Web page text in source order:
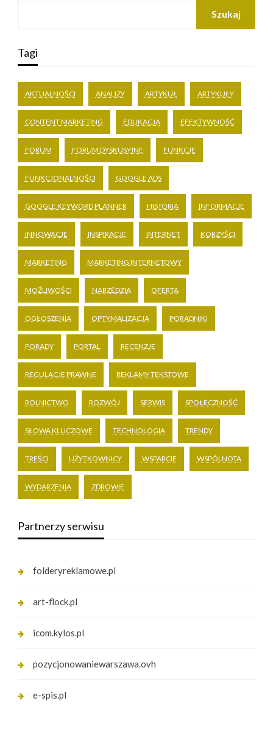
Szukaj
Tagi
AKTUALNOŚCI ANALIZY ARTYKUŁ ARTYKUŁY
CONTENT MARKETING EDUKACJA EFEKTYWNOŚĆ
FORUM FORUM DYSKUSYJNE FUNKCJE
FUNKCJONALNOŚCI GOOGLE ADS
GOOGLE KEYWORD PLANNER HISTORIA INFORMACJE
INNOWACJE INSPIRACJE INTERNET KORZYŚCI
MARKETING MARKETING INTERNETOWY
MOŻLIWOŚCI NARZĘDZIA OFERTA
OGŁOSZENIA OPTYMALIZACJA PORADNIKI
PORADY PORTAL RECENZJE
REGULACJE PRAWNE REKLAMY TEKSTOWE
ROLNICTWO ROZWÓJ SERWIS SPOŁECZNOŚĆ
SŁOWA KLUCZOWE TECHNOLOGIA TRENDY
TREŚCI UŻYTKOWNICY WSPARCIE WSPÓLNOTA
WYDARZENIA ZDROWIE
Partnerzy serwisu
folderyreklamowe.pl
art-flock.pl
icom.kylos.pl
pozycjonowaniewarszawa.ovh
e-spis.pl